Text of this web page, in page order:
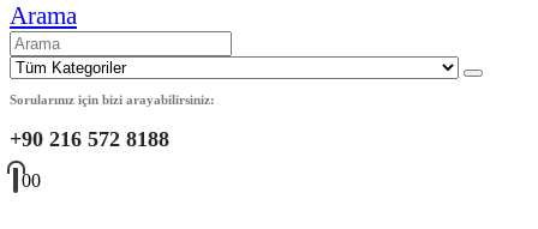
Arama
Sorularınız için bizi arayabilirsiniz:
+90 216 572 8188
00